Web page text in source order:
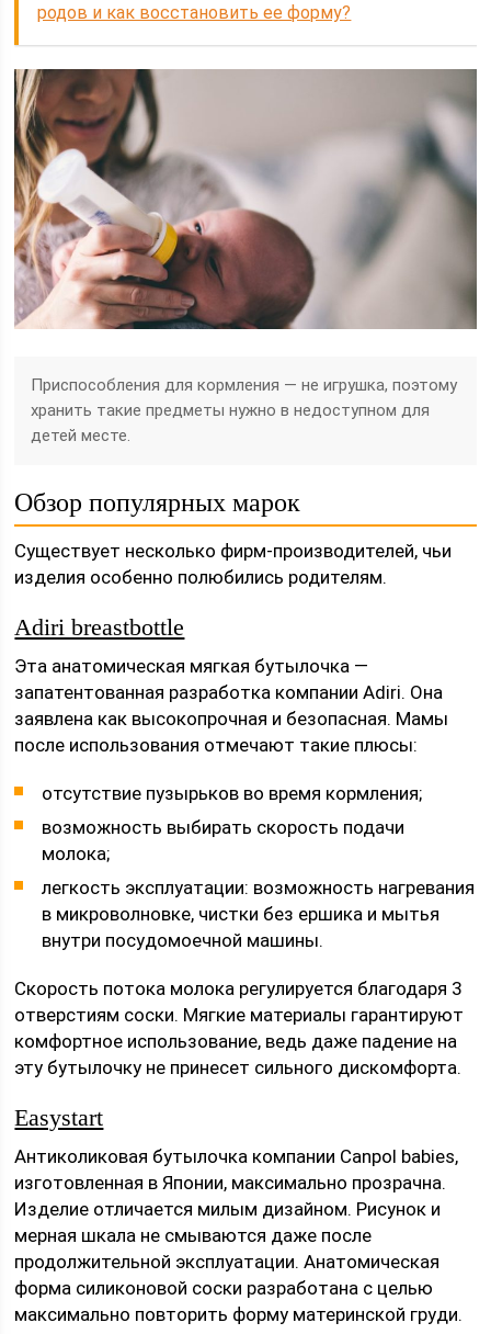
родов и как восстановить ее форму?
Приспособления для кормления — не игрушка, поэтому
хранить такие предметы нужно в недоступном для
детей месте.
Обзор популярных марок
Существует несколько фирм-производителей, чьи
изделия особенно полюбились родителям.
Adiri breastbottle
Эта анатомическая мягкая бутылочка —
запатентованная разработка компании Adiri. Она
заявлена как высокопрочная и безопасная. Мамы
после использования отмечают такие плюсы:
отсутствие пузырьков во время кормления;
возможность выбирать скорость подачи
молока;
легкость эксплуатации: возможность нагревания
в микроволновке, чистки без ершика и мытья
внутри посудомоечной машины.
Скорость потока молока регулируется благодаря 3
отверстиям соски. Мягкие материалы гарантируют
комфортное использование, ведь даже падение на
эту бутылочку не принесет сильного дискомфорта.
Easystart
Антиколиковая бутылочка компании Canpol babies,
изготовленная в Японии, максимально прозрачна.
Изделие отличается милым дизайном. Рисунок и
мерная шкала не смываются даже после
продолжительной эксплуатации. Анатомическая
форма силиконовой соски разработана с целью
максимально повторить форму материнской груди.